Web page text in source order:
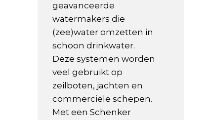
geavanceerde
watermakers die
(zee)water omzetten in
schoon drinkwater.
Deze systemen worden
veel gebruikt op
zeilboten, jachten en
commerciële schepen.
Met een Schenker